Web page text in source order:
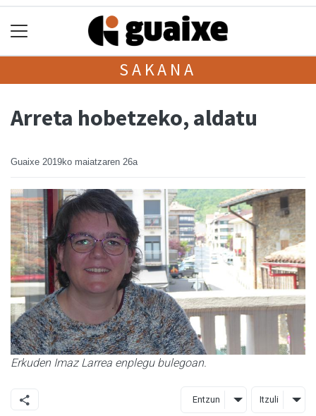
SAKANA
Arreta hobetzeko, aldatu
Guaixe 2019ko maiatzaren 26a
Erkuden Imaz Larrea enplegu bulegoan.
Entzun Itzuli